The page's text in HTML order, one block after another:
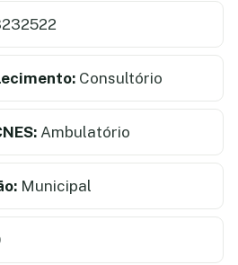
Consultório
Ambulatório
Municipal